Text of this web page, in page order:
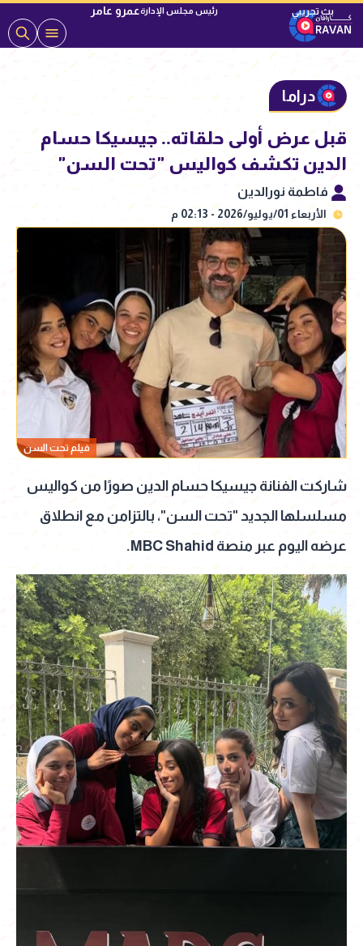
رئيس مجلس الإدارةعمرو عامر
دراما
قبل عرض أولى حلقاته.. جيسيكا حسام
الدين تكشف كواليس "تحت السن"
فاطمة نورالدين
الأربعاء 01/يوليو/2026 - 02:13 م
فيلم تحت السن
شاركت الفنانة جيسيكا حسام الدين صورًا من كواليس
مسلسلها الجديد "تحت السن"، بالتزامن مع انطلاق
عرضه اليوم عبر منصة MBC Shahid.